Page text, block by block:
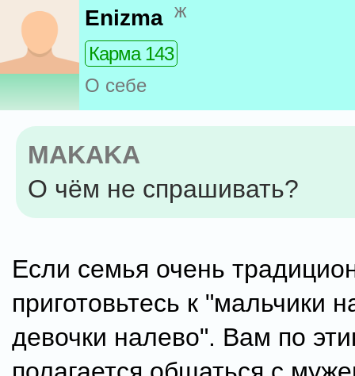
Enizma ж
Карма 143
О себе
MAKAKA
О чём не спрашивать?
Если семья очень
приготовьтесь к "мальчики
девочки налево". Вам по